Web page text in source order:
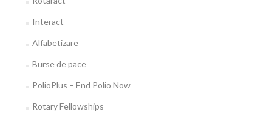
Interact
Alfabetizare
Burse de pace
PolioPlus – End Polio Now
Rotary Fellowships